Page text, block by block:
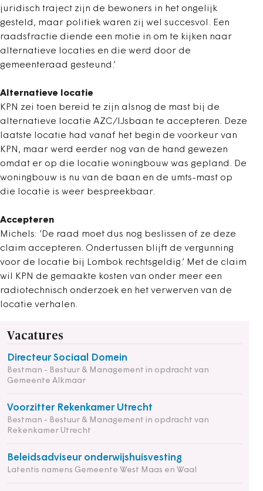
juridisch traject zijn de bewoners in het ongelijk
gesteld, maar politiek waren zij wel succesvol. Een
raadsfractie diende een motie in om te kijken naar
alternatieve locaties en die werd door de
gemeenteraad gesteund.’
Alternatieve locatie
KPN zei toen bereid te zijn alsnog de mast bij de
alternatieve locatie AZC/IJsbaan te accepteren. Deze
laatste locatie had vanaf het begin de voorkeur van
KPN, maar werd eerder nog van de hand gewezen
omdat er op die locatie woningbouw was gepland. De
woningbouw is nu van de baan en de umts-mast op
die locatie is weer bespreekbaar.
Accepteren
Michels: ‘De raad moet dus nog beslissen of ze deze
claim accepteren. Ondertussen blijft de vergunning
voor de locatie bij Lombok rechtsgeldig.’ Met de claim
wil KPN de gemaakte kosten van onder meer een
radiotechnisch onderzoek en het verwerven van de
locatie verhalen.
Vacatures
Directeur Sociaal Domein
Bestman - Bestuur & Management in opdracht van
Gemeente Alkmaar
Voorzitter Rekenkamer Utrecht
Bestman - Bestuur & Management in opdracht van
Rekenkamer Utrecht
Beleidsadviseur onderwijshuisvesting
Latentis namens Gemeente West Maas en Waal